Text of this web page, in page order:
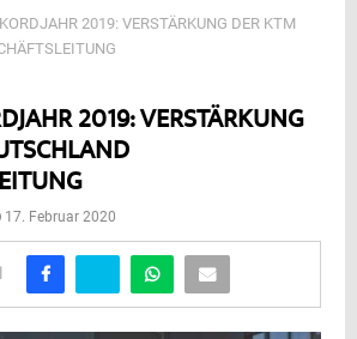
2019: VERSTÄRKUNG DER KTM
2019: VERSTÄRKUNG
17. Februar 2020